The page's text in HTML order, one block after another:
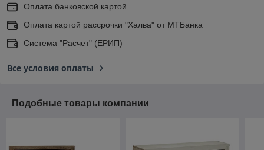
Оплата банковской картой
Оплата картой рассрочки "Халва" от МТБанка
Система "Расчет" (ЕРИП)
Все условия оплаты
Подобные товары компании